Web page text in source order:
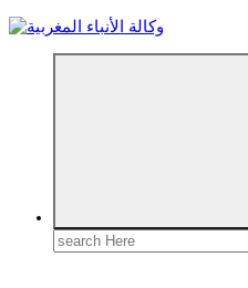
Search
for: